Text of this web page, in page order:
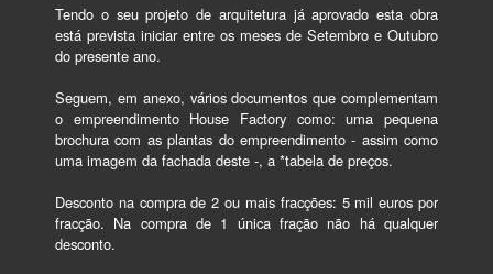
Tendo o seu projeto de arquitetura já aprovado esta obra
está prevista iniciar entre os meses de Setembro e Outubro
do presente ano.
Seguem, em anexo, vários documentos que complementam
o empreendimento House Factory como: uma pequena
brochura com as plantas do empreendimento - assim como
uma imagem da fachada deste -, a *tabela de preços.
Desconto na compra de 2 ou mais fracções: 5 mil euros por
fracção. Na compra de 1 única fração não há qualquer
desconto.